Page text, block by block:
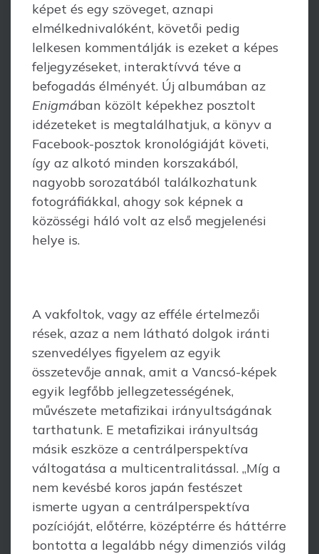
képet és egy szöveget, aznapi
elmélkednivalóként, követői pedig
lelkesen kommentálják is ezeket a képes
feljegyzéseket, interaktívvá téve a
befogadás élményét. Új albumában az
Enigmában közölt képekhez posztolt
idézeteket is megtalálhatjuk, a könyv a
Facebook-posztok kronológiáját követi,
így az alkotó minden korszakából,
nagyobb sorozatából találkozhatunk
fotográfiákkal, ahogy sok képnek a
közösségi háló volt az első megjelenési
helye is.
A vakfoltok, vagy az efféle értelmezői
rések, azaz a nem látható dolgok iránti
szenvedélyes figyelem az egyik
összetevője annak, amit a Vancsó-képek
egyik legfőbb jellegzetességének,
művészete metafizikai irányultságának
tarthatunk. E metafizikai irányultság
másik eszköze a centrálperspektíva
váltogatása a multicentralitással. „Míg a
nem kevésbé koros japán festészet
ismerte ugyan a centrálperspektíva
pozícióját, előtérre, középtérre és háttérre
bontotta a legalább négy dimenziós világ